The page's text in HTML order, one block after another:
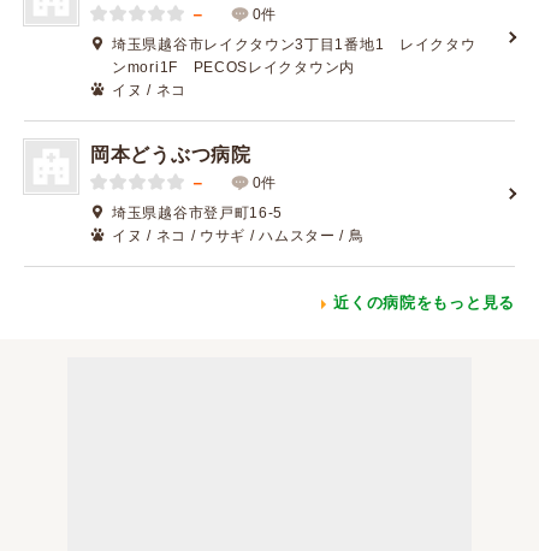
－
0件
埼玉県越谷市レイクタウン3丁目1番地1 レイクタウ
ンmori1F PECOSレイクタウン内
イヌ / ネコ
岡本どうぶつ病院
－
0件
埼玉県越谷市登戸町16-5
イヌ / ネコ / ウサギ / ハムスター / 鳥
近くの病院をもっと見る